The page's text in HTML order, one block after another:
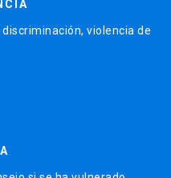
violencia de